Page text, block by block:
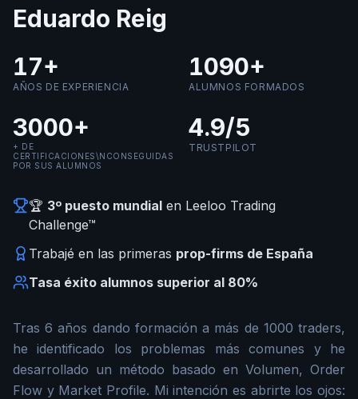
Eduardo Reig
17+
AÑOS DE EXPERIENCIA
1090+
ALUMNOS FORMADOS
3000+
+ DE
CERTIFICACIONES\NCONSEGUIDAS
POR SUS ALUMNOS
4.9/5
TRUSTPILOT
🏆 3º puesto mundial en Leeloo Trading
Challenge™
Trabajé en las primeras prop-firms de España
Tasa éxito alumnos superior al 80%
Tras 6 años dando formación a más de 1000 traders,
he identificado los problemas más comunes y he
desarrollado un método basado en Volumen, Order
Flow y Market Profile. Mi intención es abrirte los ojos: